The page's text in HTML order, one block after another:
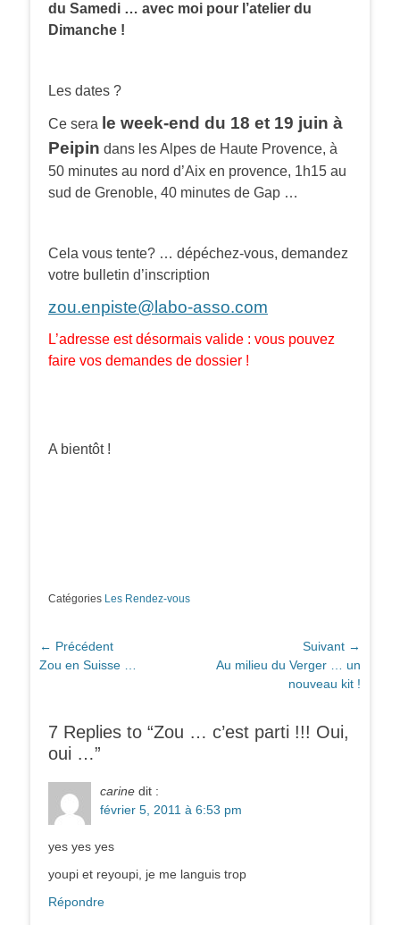
du Samedi … avec moi pour l’atelier du
Dimanche !
Les dates ?
Ce sera le week-end du 18 et 19 juin à
Peipin dans les Alpes de Haute Provence, à
50 minutes au nord d’Aix en provence, 1h15 au
sud de Grenoble, 40 minutes de Gap …
Cela vous tente? … dépéchez-vous, demandez
votre bulletin d’inscription
zou.enpiste@labo-asso.com
L’adresse est désormais valide : vous pouvez
faire vos demandes de dossier !
A bientôt !
Catégories Les Rendez-vous
Navigation
de
← Précédent
Article
Zou en Suisse …
Suivant →
Article
Au milieu du Verger … un
nouveau kit !
7 Replies to “Zou … c’est parti !!! Oui,
oui …”
carine dit :
février 5, 2011 à 6:53 pm
yes yes yes
youpi et reyoupi, je me languis trop
Répondre